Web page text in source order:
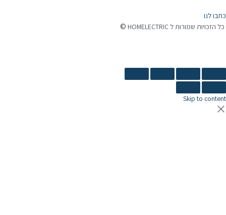
כתבו לנו
כל הזכויות שמורות ל HOMELECTRIC
©
Skip to content